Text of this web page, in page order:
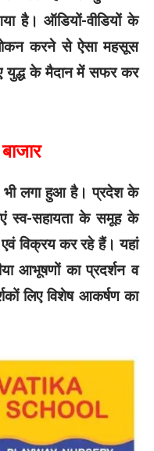
है। ऑडियों-वीडियों के
करने से ऐसा महसूस
युद्ध के मैदान में सफर कर
भी लगा हुआ है। प्रदेश के
स्व-सहायता के समूह के
विक्रय कर रहे हैं। यहां
आभूषणों का प्रदर्शन व
लिए विशेष आकर्षण का